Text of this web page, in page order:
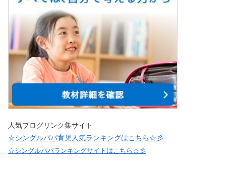
人気ブログリンク集サイト
☆シングルパパ育児人気ランキングはこちら☆彡
☆シングルパパランキングサイトはこちら☆彡